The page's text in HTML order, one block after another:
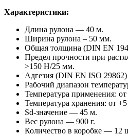
Характеристики:
Длина рулона — 40 м.
Ширина рулона – 50 мм.
Общая толщина (DIN EN
Предел прочности при
>150 Н/25 мм.
Адгезия (DIN EN ISO
Рабочий диапазон
Температура применения:
Температура хранения: от
Sd-значение — 45 м.
Вес рулона — 900 г.
Количество в коробке — 12